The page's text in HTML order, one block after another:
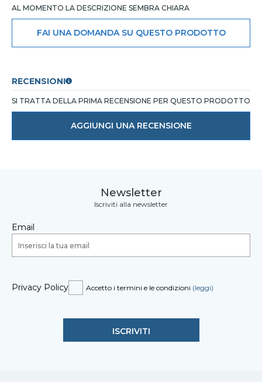
AL MOMENTO LA DESCRIZIONE SEMBRA CHIARA
FAI UNA DOMANDA SU QUESTO PRODOTTO
RECENSIONI
SI TRATTA DELLA PRIMA RECENSIONE PER QUESTO PRODOTTO
AGGIUNGI UNA RECENSIONE
Newsletter
Iscriviti alla newsletter
Email
Privacy Policy Accetto i termini e le condizioni (leggi)